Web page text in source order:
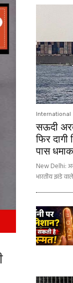
International
सऊदी
फिर
पास
New Delhi:
भारतीय झंडे